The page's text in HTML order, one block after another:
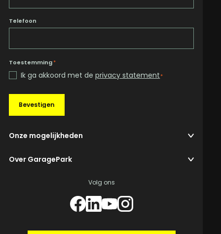
Telefoon
Toestemming*
Ik ga akkoord met deprivacy statement*
Bevestigen
Onze mogelijkheden
Over GaragePark
Volg ons